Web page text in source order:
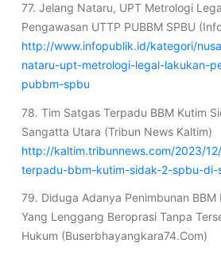
77. Jelang Nataru, UPT Metrologi
Pengawasan UTTP PUBBM SPBU
http://www.infopublik.id/kategori/
nataru-upt-metrologi-legal-lakukan-
pubbm-spbu
78. Tim Satgas Terpadu BBM Kutim
Sangatta Utara (Tribun News Kaltim)
http://kaltim.tribunnews.com/2023/
terpadu-bbm-kutim-sidak-2-spbu-di-
79. Diduga Adanya Penimbunan BBM
Yang Lenggang Beroprasi Tanpa
Hukum (Buserbhayangkara74.Com)